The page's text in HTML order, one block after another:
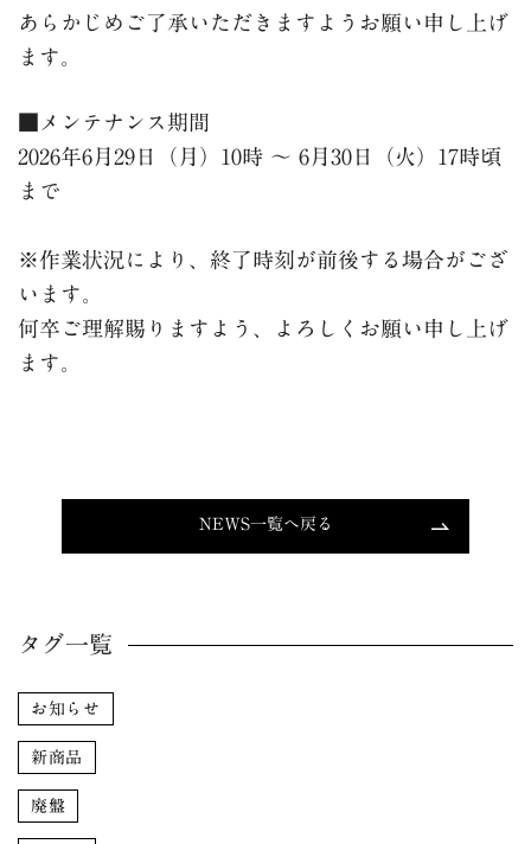
あらかじめご了承いただきますようお願い申し上げ
ます。
■メンテナンス期間
2026年6月29日（月）10時 〜 6月30日（火）17時頃
まで
※作業状況により、終了時刻が前後する場合がござ
います。
何卒ご理解賜りますよう、よろしくお願い申し上げ
ます。
NEWS一覧へ戻る
タグ一覧
お知らせ
新商品
廃盤